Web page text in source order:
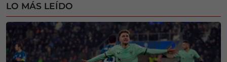
LO MÁS LEÍDO